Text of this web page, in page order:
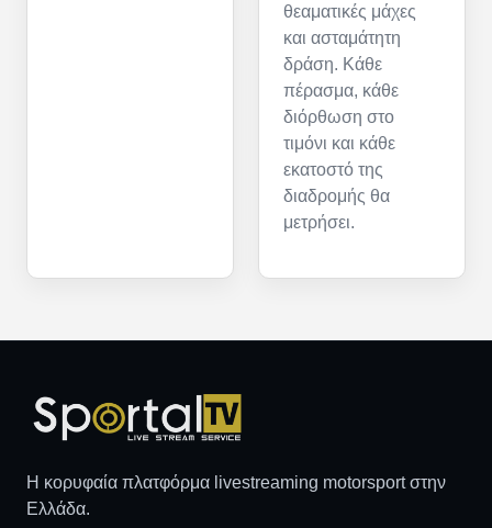
θεαματικές μάχες
και ασταμάτητη
δράση. Κάθε
πέρασμα, κάθε
διόρθωση στο
τιμόνι και κάθε
εκατοστό της
διαδρομής θα
μετρήσει.
Η κορυφαία πλατφόρμα livestreaming motorsport στην
Ελλάδα.